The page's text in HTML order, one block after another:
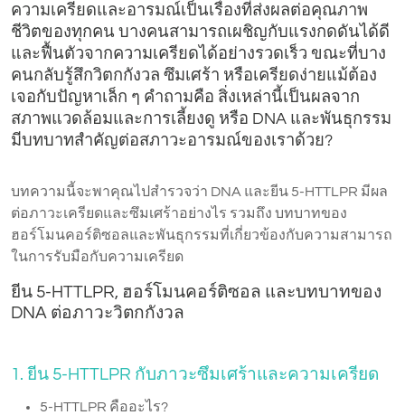
ความเครียดและอารมณ์เป็นเรื่องที่ส่งผลต่อคุณภาพ
ชีวิตของทุกคน บางคนสามารถเผชิญกับแรงกดดันได้ดี
และฟื้นตัวจากความเครียดได้อย่างรวดเร็ว ขณะที่บาง
คนกลับรู้สึกวิตกกังวล ซึมเศร้า หรือเครียดง่ายแม้ต้อง
เจอกับปัญหาเล็ก ๆ คำถามคือ สิ่งเหล่านี้เป็นผลจาก
สภาพแวดล้อมและการเลี้ยงดู หรือ DNA และพันธุกรรม
มีบทบาทสำคัญต่อสภาวะอารมณ์ของเราด้วย?
บทความนี้จะพาคุณไปสำรวจว่า DNA และยีน 5-HTTLPR มีผล
ต่อภาวะเครียดและซึมเศร้าอย่างไร รวมถึง บทบาทของ
ฮอร์โมนคอร์ติซอลและพันธุกรรมที่เกี่ยวข้องกับความสามารถ
ในการรับมือกับความเครียด
ยีน 5-HTTLPR, ฮอร์โมนคอร์ติซอล และบทบาทของ
DNA ต่อภาวะวิตกกังวล
1. ยีน 5-HTTLPR กับภาวะซึมเศร้าและความเครียด
5-HTTLPR คืออะไร?